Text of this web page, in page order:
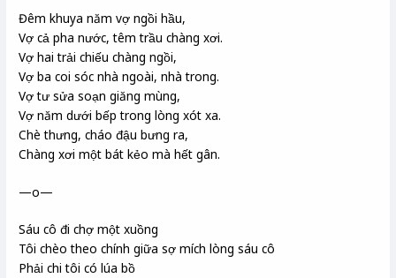
Đêm khuya năm vợ ngồi hầu,
Vợ cả pha nước, têm trầu chàng xơi.
Vợ hai trải chiếu chàng ngồi,
Vợ ba coi sóc nhà ngoài, nhà trong.
Vợ tư sửa soạn giăng mùng,
Vợ năm dưới bếp trong lòng xót xa.
Chè thưng, cháo đậu bưng ra,
Chàng xơi một bát kẻo mà hết gân.
—o—
Sáu cô đi chợ một xuồng
Tôi chèo theo chính giữa sợ mích lòng sáu cô
Phải chi tôi có lúa bồ